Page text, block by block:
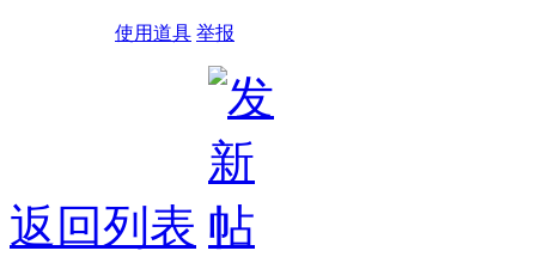
使用道具 举报
返回列表